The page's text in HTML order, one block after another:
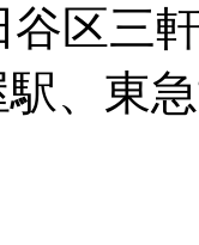
区三
、東